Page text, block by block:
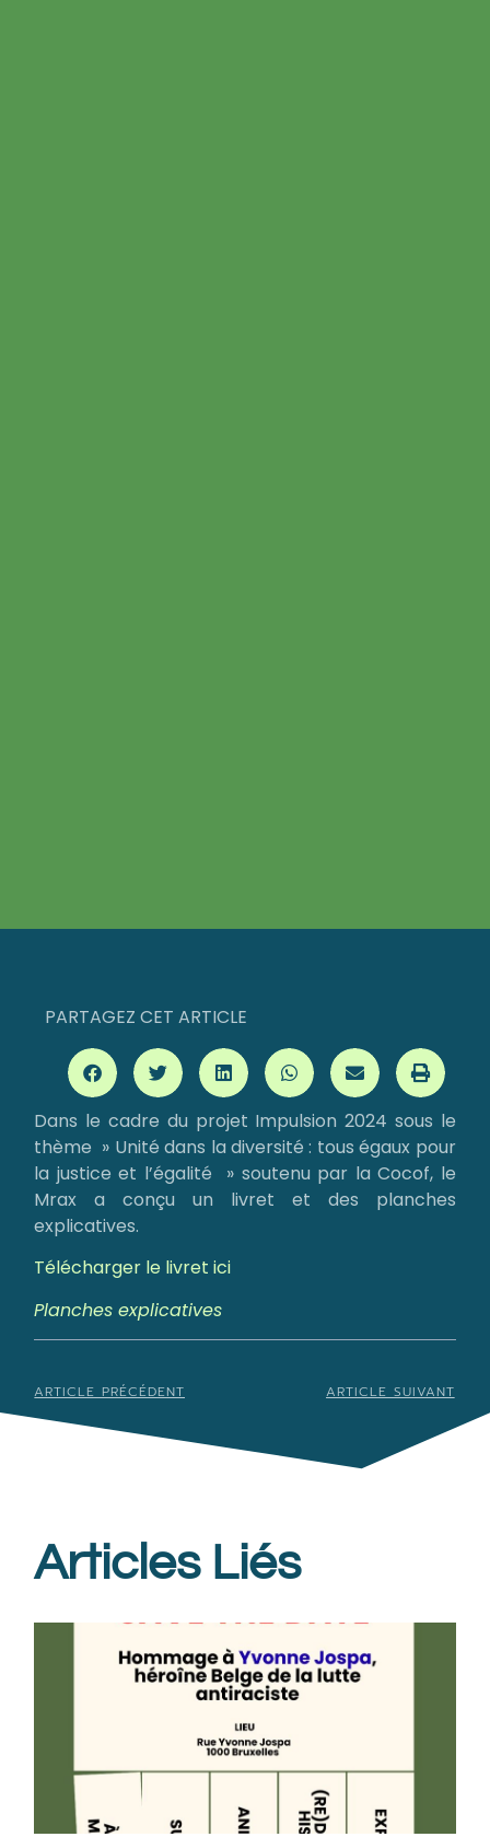
PARTAGEZ CET ARTICLE
Dans le cadre du projet Impulsion 2024 sous le
thème » Unité dans la diversité : tous égaux pour
la justice et l’égalité » soutenu par la Cocof, le
Mrax a conçu un livret et des planches
explicatives.
Télécharger le livret ici
Planches explicatives
ARTICLE PRÉCÉDENT ARTICLE SUIVANT
Articles Liés